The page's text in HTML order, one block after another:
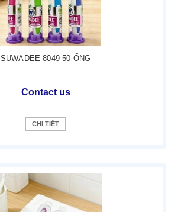
SUWADEE-8049-50 ỐNG
Contact us
CHI TIẾT